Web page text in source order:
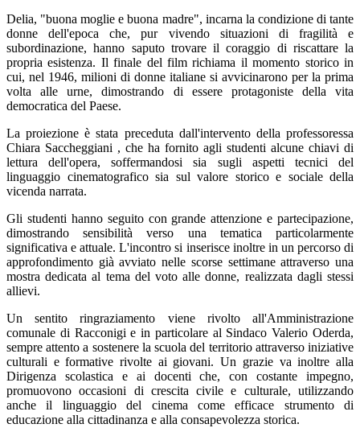
Delia, "buona moglie e buona madre", incarna la condizione di tante
donne dell'epoca che, pur vivendo situazioni di fragilità e
subordinazione, hanno saputo trovare il coraggio di riscattare la
propria esistenza. Il finale del film richiama il momento storico in
cui, nel 1946, milioni di donne italiane si avvicinarono per la prima
volta alle urne, dimostrando di essere protagoniste della vita
democratica del Paese.
La proiezione è stata preceduta dall'intervento della professoressa
Chiara Saccheggiani , che ha fornito agli studenti alcune chiavi di
lettura dell'opera, soffermandosi sia sugli aspetti tecnici del
linguaggio cinematografico sia sul valore storico e sociale della
vicenda narrata.
Gli studenti hanno seguito con grande attenzione e partecipazione,
dimostrando sensibilità verso una tematica particolarmente
significativa e attuale. L'incontro si inserisce inoltre in un percorso di
approfondimento già avviato nelle scorse settimane attraverso una
mostra dedicata al tema del voto alle donne, realizzata dagli stessi
allievi.
Un sentito ringraziamento viene rivolto all'Amministrazione
comunale di Racconigi e in particolare al Sindaco Valerio Oderda,
sempre attento a sostenere la scuola del territorio attraverso iniziative
culturali e formative rivolte ai giovani. Un grazie va inoltre alla
Dirigenza scolastica e ai docenti che, con costante impegno,
promuovono occasioni di crescita civile e culturale, utilizzando
anche il linguaggio del cinema come efficace strumento di
educazione alla cittadinanza e alla consapevolezza storica.